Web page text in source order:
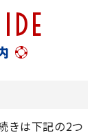
きは下記の2つ